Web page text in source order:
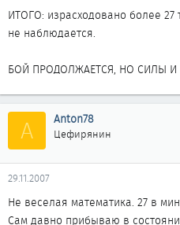
ИТОГО: израсходовано более
не наблюдается.
БОЙ ПРОДОЛЖАЕТСЯ, НО СИЛЫ
A Anton78
Цефирянин
29.11.2007
Не веселая математика. 27 в
Сам давно прибываю в